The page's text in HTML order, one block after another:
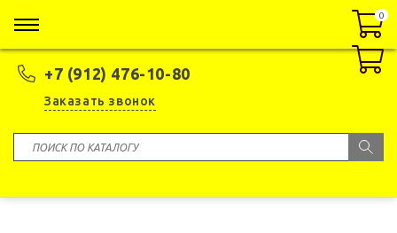
+7 (912) 476-10-80
Заказать звонок
0
0